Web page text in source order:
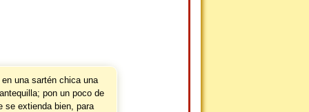
una sartén chica una
pon un poco de
se extienda bien, para